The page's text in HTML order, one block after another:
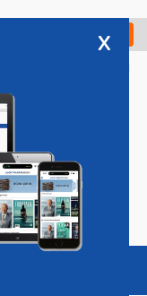
Check in
Vacatures
x